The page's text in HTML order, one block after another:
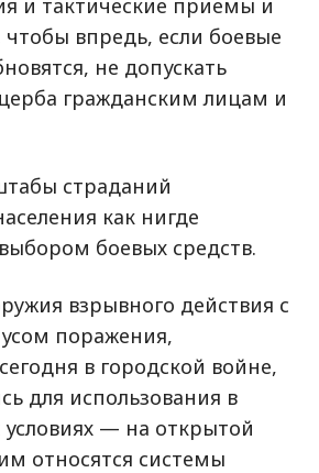
и тактические приемы и
впредь, если боевые
не допускать
гражданским лицам и
страданий
как нигде
боевых средств.
взрывного действия с
поражения,
в городской войне,
для использования в
— на открытой
относятся системы